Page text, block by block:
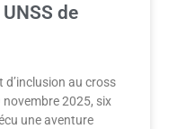
de
d’inclusion au cross
novembre 2025, six
une aventure